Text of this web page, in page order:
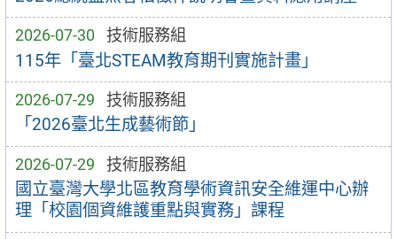
2026-07-30 技術服務組
115年「臺北STEAM教育期刊實施計畫」
2026-07-29 技術服務組
「2026臺北生成藝術節」
2026-07-29 技術服務組
國立臺灣大學北區教育學術資訊安全維運中心辦
理「校園個資維護重點與實務」課程